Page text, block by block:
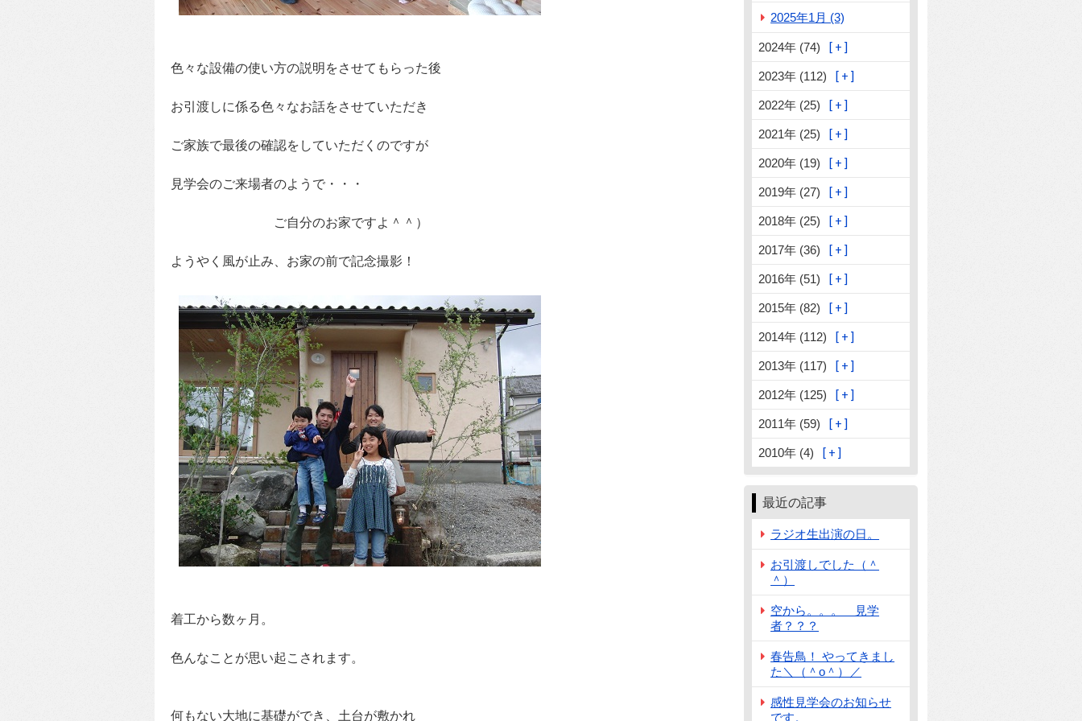
色々な設備の使い方の説明をさせてもらった後
お引渡しに係る色々なお話をさせていただき
ご家族で最後の確認をしていただくのですが
見学会のご来場者のようで・・・
ご自分のお家ですよ＾＾）
ようやく風が止み、お家の前で記念撮影！
着工から数ヶ月。
色んなことが思い起こされます。
何もない大地に基礎ができ、土台が敷かれ
2025年1月 (3)
2024年 (74)
2023年 (112)
2022年 (25)
2021年 (25)
2020年 (19)
2019年 (27)
2018年 (25)
2017年 (36)
2016年 (51)
2015年 (82)
2014年 (112)
2013年 (117)
2012年 (125)
2011年 (59)
2010年 (4)
最近の記事
ラジオ生出演の日。
お引渡しでした（＾
＾）
空から。。。 見学
者？？？
春告鳥！ やってきまし
た＼（＾o＾）／
感性見学会のお知らせ
です。